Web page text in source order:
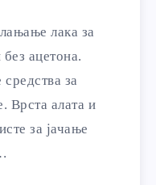
лака за
ацетона.
за
Врста алата и
за јачање